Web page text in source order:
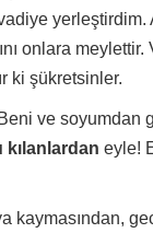
yerleştirdim.
onlara meylettir.
ki şükretsinler.
ve soyumdan
kılanlardan eyle!
kaymasından,